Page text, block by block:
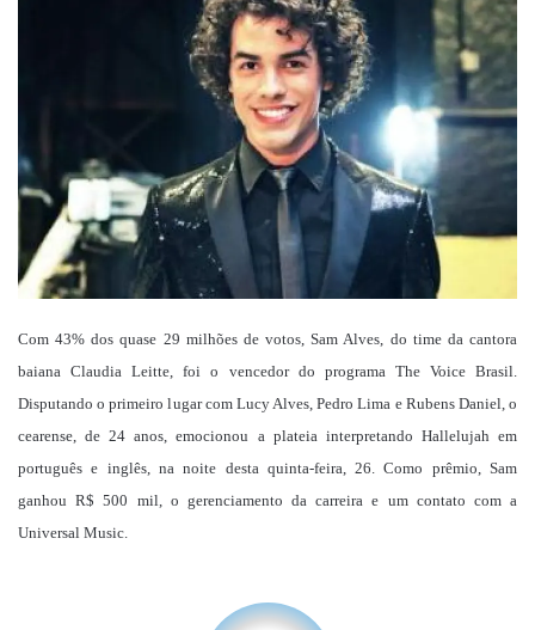
e-
mail
Com 43% dos quase 29 milhões de votos, Sam Alves, do time da cantora
baiana Claudia Leitte, foi o vencedor do programa The Voice Brasil.
Disputando o primeiro lugar com Lucy Alves, Pedro Lima e Rubens Daniel, o
cearense, de 24 anos, emocionou a plateia interpretando Hallelujah em
português e inglês, na noite desta quinta-feira, 26. Como prêmio, Sam
ganhou R$ 500 mil, o gerenciamento da carreira e um contato com a
Universal Music.